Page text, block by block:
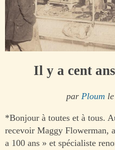
Il y a cent
par Ploum
*Bonjour à toutes et à tous.
recevoir Maggy Flowerman,
a 100 ans » et spécialiste